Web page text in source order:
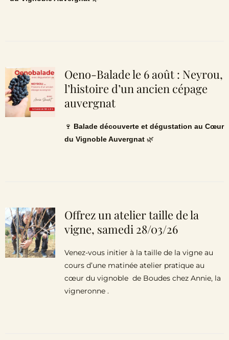
Oeno-Balade le 6 août : Neyrou,
l’histoire d’un ancien cépage
auvergnat
🍷 Balade découverte et dégustation au Cœur
du Vignoble Auvergnat🌿
Offrez un atelier taille de la
vigne, samedi 28/03/26
Venez-vous initier à la taille de la vigne au
cours d’une matinée atelier pratique au
cœur du vignoble de Boudes chez Annie, la
vigneronne .